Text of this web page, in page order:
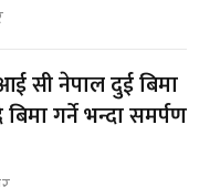
सी नेपाल दुई बिमा
गर्ने भन्दा समर्पण